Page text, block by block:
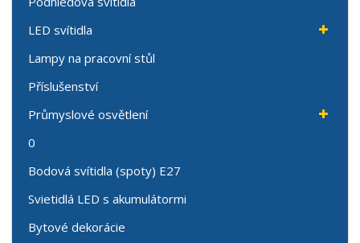
LED svítidla
Lampy na pracovní stůl
Příslušenství
Průmyslové osvětlení
0
Bodová svítidla (spoty) E27
Svietidlá LED s akumulátormi
Bytové dekorácie